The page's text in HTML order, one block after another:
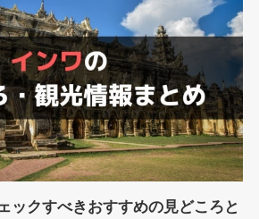
ックすべきおすすめの見どころと